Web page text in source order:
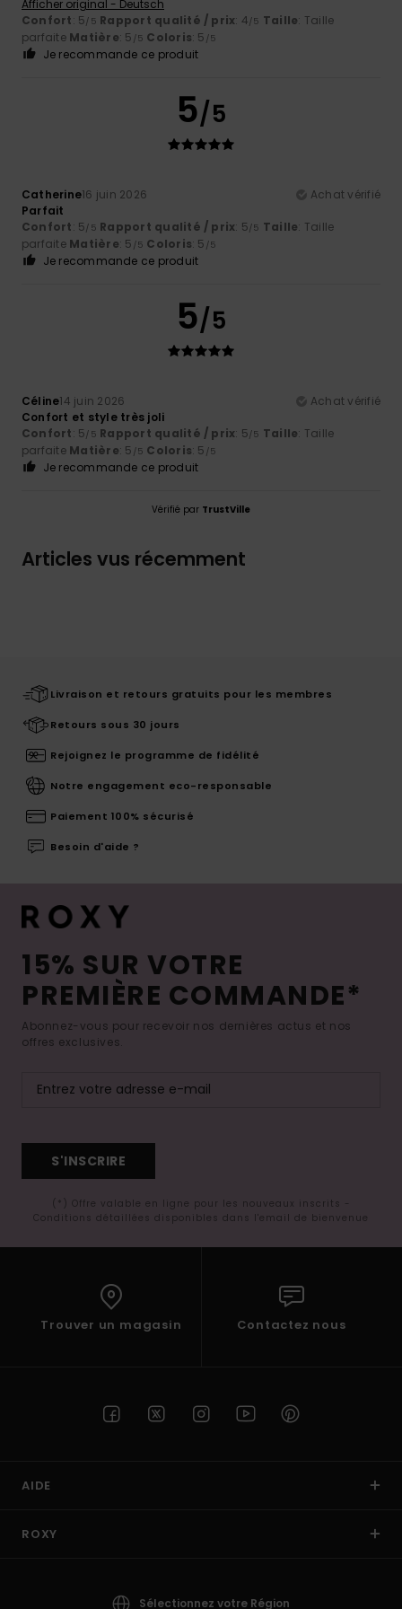
Afficher original - Deutsch
Confort: 5/5 Rapport qualité / prix: 4/5 Taille: Taille
parfaite Matière: 5 /5 Coloris: 5 /5
Je recommande ce produit
5/5
Catherine16 juin 2026
Achat vérifié
Parfait
Confort: 5/5 Rapport qualité / prix: 5/5 Taille: Taille
parfaite Matière: 5 /5 Coloris: 5 /5
Je recommande ce produit
5/5
Céline14 juin 2026
Achat vérifié
Confort et style très joli
Confort: 5/5 Rapport qualité / prix: 5/5 Taille: Taille
parfaite Matière: 5 /5 Coloris: 5 /5
Je recommande ce produit
Vérifié par TrustVille
Articles vus récemment
Livraison et retours gratuits pour les membres
Retours sous 30 jours
Rejoignez le programme de fidélité
Notre engagement eco-responsable
Paiement 100% sécurisé
Besoin d'aide ?
15% SUR VOTRE
PREMIÈRE COMMANDE*
Abonnez-vous pour recevoir nos dernières actus et nos
offres exclusives.
S'INSCRIRE
(*) Offre valable en ligne pour les nouveaux inscrits -
Conditions détaillées disponibles dans l'email de bienvenue
Trouver un magasin Contactez nous
AIDE
ROXY
Sélectionnez votre Région